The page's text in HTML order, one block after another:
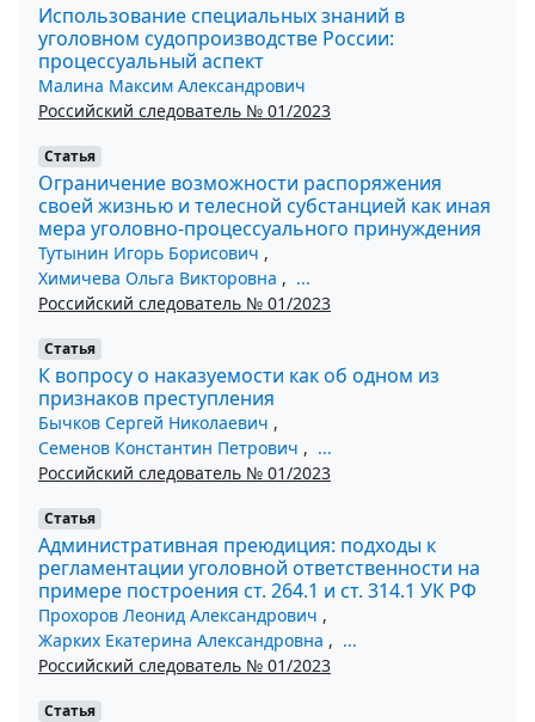
Использование специальных знаний в
уголовном судопроизводстве России:
процессуальный аспект
Малина Максим Александрович
Российский следователь № 01/2023
Статья
Ограничение возможности распоряжения
своей жизнью и телесной субстанцией как иная
мера уголовно-процессуального принуждения
Тутынин Игорь Борисович ,
Химичева Ольга Викторовна , ...
Российский следователь № 01/2023
Статья
К вопросу о наказуемости как об одном из
признаков преступления
Бычков Сергей Николаевич ,
Семенов Константин Петрович , ...
Российский следователь № 01/2023
Статья
Административная преюдиция: подходы к
регламентации уголовной ответственности на
примере построения ст. 264.1 и ст. 314.1 УК РФ
Прохоров Леонид Александрович ,
Жарких Екатерина Александровна , ...
Российский следователь № 01/2023
Статья